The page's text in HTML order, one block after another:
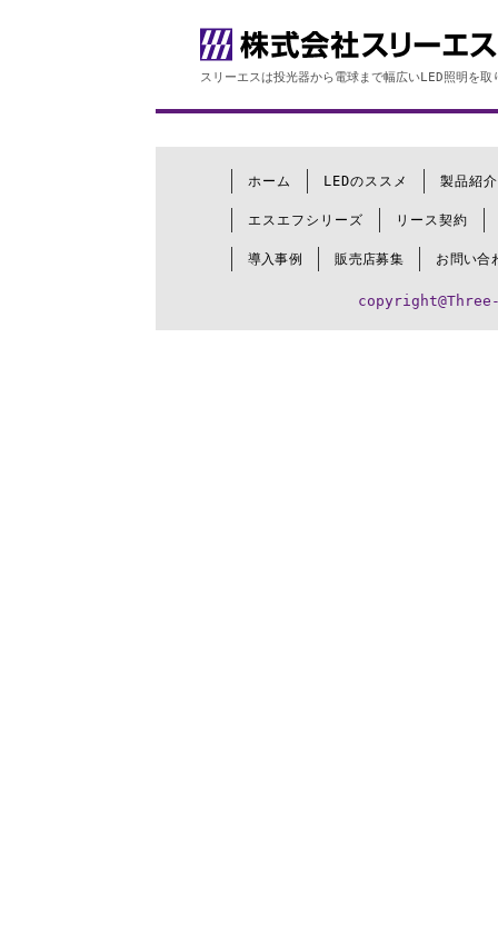
スリーエスは投光器から電球まで幅広いLED照明を取
ホーム LEDのススメ 製品紹介
エスエフシリーズ リース契約
導入事例 販売店募集 お問い合